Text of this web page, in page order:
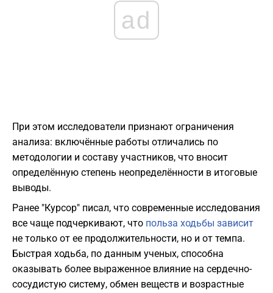
ad
При этом исследователи признают ограничения
анализа: включённые работы отличались по
методологии и составу участников, что вносит
определённую степень неопределённости в итоговые
выводы.
Ранее "Курсор" писал, что современные исследования
все чаще подчеркивают, что польза ходьбы зависит
не только от ее продолжительности, но и от темпа.
Быстрая ходьба, по данным ученых, способна
оказывать более выраженное влияние на сердечно-
сосудистую систему, обмен веществ и возрастные